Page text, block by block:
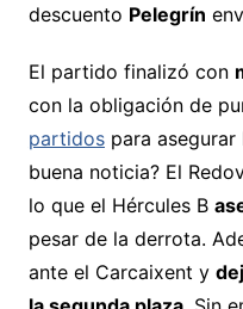
descuento Pelegrín
El partido finalizó con
con la obligación de
partidospara asegurar
buena noticia? El
lo que el Hércules B
pesar de la derrota.
ante el Carcaixent y